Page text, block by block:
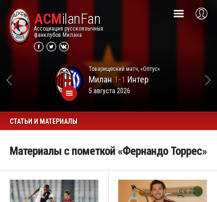
ACMilanFan
Ассоциация русскоязычных
фанклубов Милана
Товарищеский матч, «Оптус»
Милан1-1 Интер
5 августа 2026
СТАТЬИ И МАТЕРИАЛЫ
Материалы с пометкой «Фернандо Торрес»